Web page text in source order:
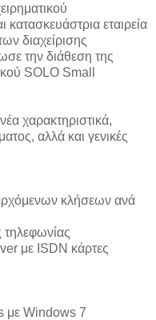
εταιρεία
διαχείρισης
την διάθεση της
SOLO Small
χαρακτηριστικά,
αλλά και γενικές
κλήσεων ανά
τηλεφωνίας
με ISDN κάρτες
με Windows 7